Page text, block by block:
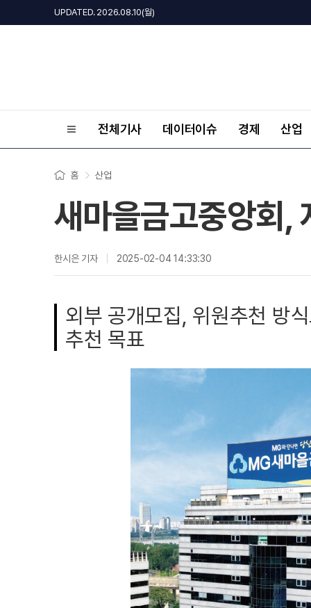
UPDATED. 2026.08.10(월)
전체기사 데이터이슈 경제 산업
홈 산업
새마을금고중앙회,
한시은 기자 2025-02-04 14:33:30
외부 공개모집, 위원추천 방
추천 목표